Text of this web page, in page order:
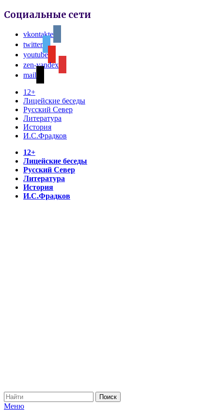
Социальные сети
vkontakte
twitter
youtube
zen-yandex
mail
12+
Лицейские беседы
Русский Север
Литература
История
И.С.Фрадков
12+
Лицейские беседы
Русский Север
Литература
История
И.С.Фрадков
Меню